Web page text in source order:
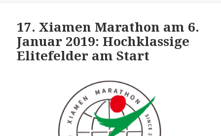
17. Xiamen Marathon am 6.
Januar 2019: Hochklassige
Elitefelder am Start